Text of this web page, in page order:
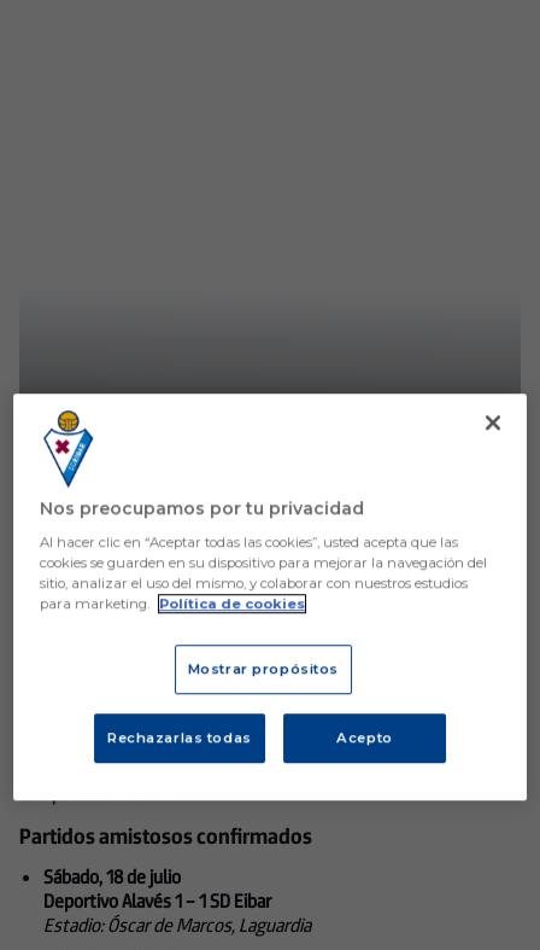
PRIMER EQUIPO
Todas las fechas de la
pretemporada armera 26-27
SD Eibar
Aún no hay reacciones. ¡Sé el primero!
La SD Eibar ya tiene definidos los encuentros preparatorios para la
Partidos amistosos confirmados
Sábado, 18 de julio
Deportivo Alavés 1 – 1 SD Eibar
Estadio: Óscar de Marcos, Laguardia
Nos preocupamos por tu privacidad
Al hacer clic en “Aceptar todas las cookies”, usted acepta que las
cookies se guarden en su dispositivo para mejorar la navegación del
sitio, analizar el uso del mismo, y colaborar con nuestros estudios
para marketing.
Política de cookies
Mostrar propósitos
Rechazarlas todas Acepto